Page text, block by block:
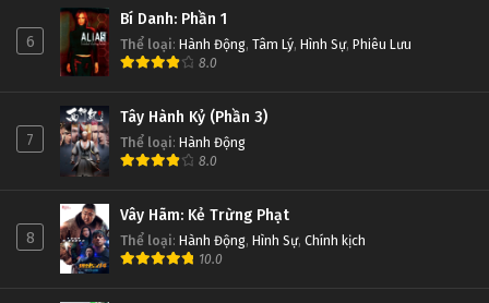
6
Bí Danh: Phần 1
Thể loại: Hành Động, Tâm Lý, Hình Sự, Phiêu Lưu
8.0
7
Tây Hành Kỷ (Phần 3)
Thể loại: Hành Động
8.0
8
Vây Hãm: Kẻ Trừng Phạt
Thể loại: Hành Động, Hình Sự, Chính kịch
10.0